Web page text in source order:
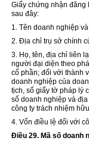
Giấy chứng nhận đăng
sau đây:
1. Tên doanh nghiệp
2. Địa chỉ trụ sở chính
3. Họ, tên, địa chỉ liên
người đại diện theo
cổ phần; đối với thành
doanh nghiệp của
tịch, số giấy tờ pháp lý
số doanh nghiệp và
công ty trách nhiệm
4. Vốn điều lệ đối với
Điều 29. Mã số doanh